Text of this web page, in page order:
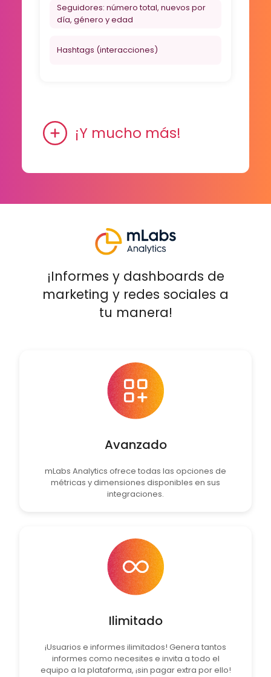
Seguidores: número total, nuevos por
día, género y edad
Hashtags (interacciones)
¡Y mucho más!
¡Informes y dashboards de
marketing y redes sociales a
tu manera!
Avanzado
mLabs Analytics ofrece todas las opciones de
métricas y dimensiones disponibles en sus
integraciones.
Ilimitado
¡Usuarios e informes ilimitados! Genera tantos
informes como necesites e invita a todo el
equipo a la plataforma, ¡sin pagar extra por ello!